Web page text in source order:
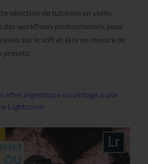
sélection de tutoriels en vidéo.
des workflows professionnels pour
sur le soft et être en mesure de
presets.
effet argentique ou vintage à une
Lightroom